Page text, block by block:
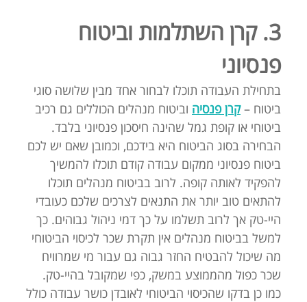
3. קרן השתלמות וביטוח
פנסיוני
בתחילת העבודה תוכלו לבחור אחד מבין שלושה סוגי
ביטוח –קרן פנסיה וביטוח מנהלים הכוללים גם רכיב
ביטוחי או קופת גמל שהינה חיסכון פנסיוני בלבד.
הבחירה בסוג הביטוח היא בידכם, וכמובן שאם יש לכם
ביטוח פנסיוני ממקום עבודה קודם תוכלו להמשיך
להפקיד לאותה קופה. לרוב בביטוח מנהלים תוכלו
להתאים טוב יותר את התנאים לצרכים שלכם כעובדי
היי-טק אך לרוב תשלמו על כך דמי ניהול גבוהים. כך
למשל בביטוח מנהלים אין תקרת שכר לכיסוי הביטוחי
מה שיכול להבטיח החזר גבוה גם עבור מי שמרוויח
שכר כפול מהממוצע במשק, כפי שמקובל בהיי-טק.
כמו כן בדקו שהכיסוי הביטוחי לאובדן כושר עבודה כולל